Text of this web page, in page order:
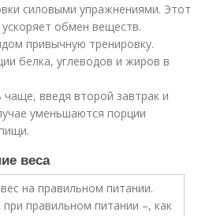
силовыми упражнениями. Этот
обмен веществ.
привычную тренировку.
белка, углеводов и жиров в
введя второй завтрак и
уменьшаются порции
веса